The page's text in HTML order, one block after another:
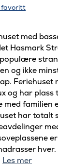
favoritt
med
Hasmark
og ikke
Feriehuset
og har plass
med familien
har totalt
hver.
Les mer